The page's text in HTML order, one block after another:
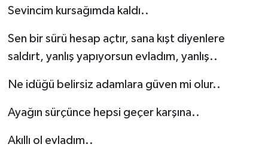
Sevincim kursağımda kaldı..
Sen bir sürü hesap açtır, sana kışt diyenlere
saldırt, yanlış yapıyorsun evladım, yanlış..
Ne idüğü belirsiz adamlara güven mi olur..
Ayağın sürçünce hepsi geçer karşına..
Akıllı ol evladım..